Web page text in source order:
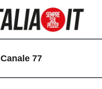
Canale 77